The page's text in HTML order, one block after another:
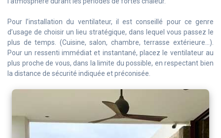
Pour l’installation du ventilateur, il est conseillé pour ce genre
d’usage de choisir un lieu stratégique, dans lequel vous passez le
plus de temps. (Cuisine, salon, chambre, terrasse extérieure…).
Pour un ressenti immédiat et instantané, placez le ventilateur au
plus proche de vous, dans la limite du possible, en respectant bien
la distance de sécurité indiquée et préconisée.